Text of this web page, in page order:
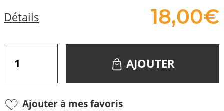
Détails 18,00€
AJOUTER
Ajouter à mes favoris